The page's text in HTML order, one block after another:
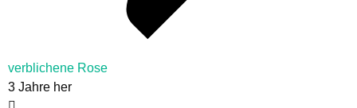
verblichene Rose
3 Jahre her